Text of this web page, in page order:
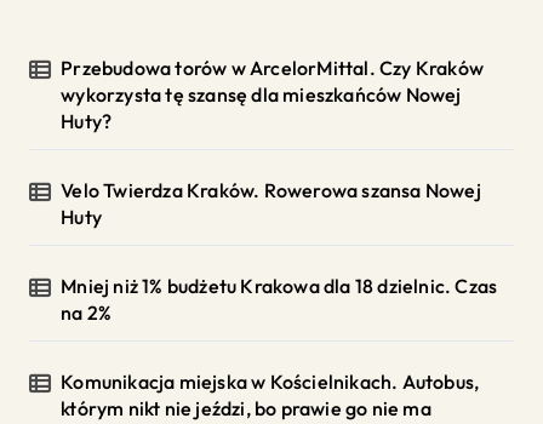
Przebudowa torów w ArcelorMittal. Czy Kraków
wykorzysta tę szansę dla mieszkańców Nowej
Huty?
Velo Twierdza Kraków. Rowerowa szansa Nowej
Huty
Mniej niż 1% budżetu Krakowa dla 18 dzielnic. Czas
na 2%
Komunikacja miejska w Kościelnikach. Autobus,
którym nikt nie jeździ, bo prawie go nie ma